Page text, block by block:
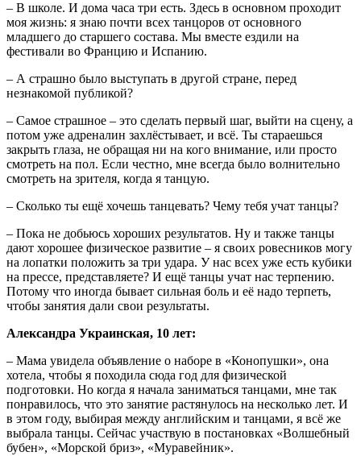
– В школе. И дома часа три есть. Здесь в основном проходит
моя жизнь: я знаю почти всех танцоров от основного
младшего до старшего состава. Мы вместе ездили на
фестивали во Францию и Испанию.
– А страшно было выступать в другой стране, перед
незнакомой публикой?
– Самое страшное – это сделать первый шаг, выйти на сцену, а
потом уже адреналин захлёстывает, и всё. Ты стараешься
закрыть глаза, не обращая ни на кого внимание, или просто
смотреть на пол. Если честно, мне всегда было волнительно
смотреть на зрителя, когда я танцую.
– Сколько ты ещё хочешь танцевать? Чему тебя учат танцы?
– Пока не добьюсь хороших результатов. Ну и также танцы
дают хорошее физическое развитие – я своих ровесников могу
на лопатки положить за три удара. У нас всех уже есть кубики
на прессе, представляете? И ещё танцы учат нас терпению.
Потому что иногда бывает сильная боль и её надо терпеть,
чтобы занятия дали свои результаты.
Александра Украинская, 10 лет:
– Мама увидела объявление о наборе в «Конопушки», она
хотела, чтобы я походила сюда год для физической
подготовки. Но когда я начала заниматься танцами, мне так
понравилось, что это занятие растянулось на несколько лет. И
в этом году, выбирая между английским и танцами, я всё же
выбрала танцы. Сейчас участвую в постановках «Волшебный
бубен», «Морской бриз», «Муравейник».